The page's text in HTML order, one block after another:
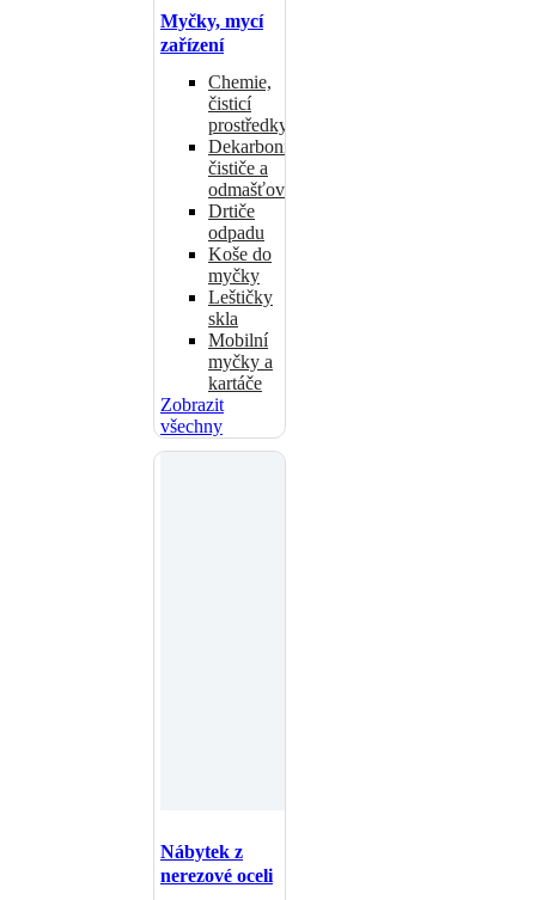
Myčky, mycí
zařízení
Chemie,
čisticí
prostředky
Dekarbonizační
čističe a
odmašťovače
Drtiče
odpadu
Koše do
myčky
Leštičky
skla
Mobilní
myčky a
kartáče
Zobrazit
všechny
Nábytek z
nerezové oceli